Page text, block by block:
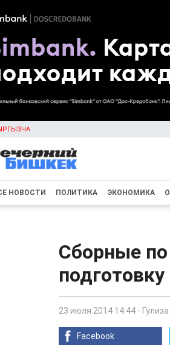
НОВОСТИ ПОЛИТИКА ЭКОНОМИКА
Сборные по
23 июля 2014 14:44 -
Facebook